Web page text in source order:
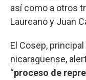
así como a otros
Laureano y Juan
El Cosep,
nicaragüense,
“proceso de